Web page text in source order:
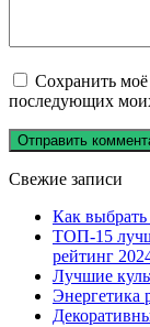
Сохранить моё
последующих
Свежие записи
Как
ТОП-15
рейтинг
Лучшие
Энергетика